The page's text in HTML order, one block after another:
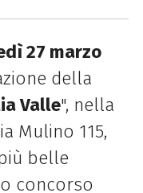
27 marzo
della
Valle", nella
Mulino 115,
belle
concorso